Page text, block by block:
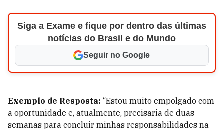
Siga a Exame e fique por dentro das últimas
notícias do Brasil e do Mundo
Seguir no Google
Exemplo de Resposta: “Estou muito empolgado com
a oportunidade e, atualmente, precisaria de duas
semanas para concluir minhas responsabilidades na